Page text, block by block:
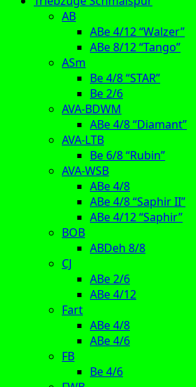
AB
ABe 4/12 “Walzer”
ABe 8/12 “Tango”
ASm
Be 4/8 “STAR”
Be 2/6
AVA-BDWM
ABe 4/8 “Diamant”
AVA-LTB
Be 6/8 “Rubin”
AVA-WSB
ABe 4/8
ABe 4/8 “Saphir II”
ABe 4/12 “Saphir”
BOB
ABDeh 8/8
CJ
ABe 2/6
ABe 4/12
Fart
ABe 4/8
ABe 4/6
FB
Be 4/6